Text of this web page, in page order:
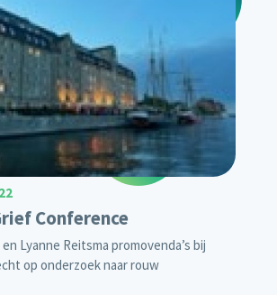
Conference
Lyanne Reitsma promovenda’s bij
op onderzoek naar rouw